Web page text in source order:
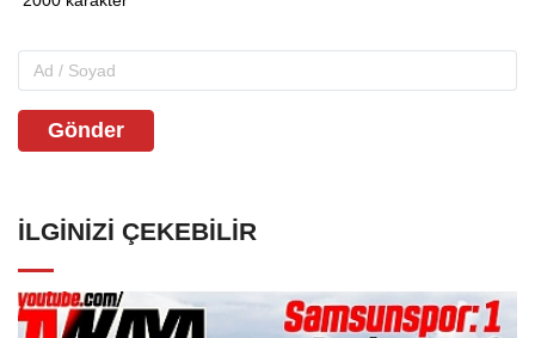
Gönder
İLGINIZI ÇEKEBILIR